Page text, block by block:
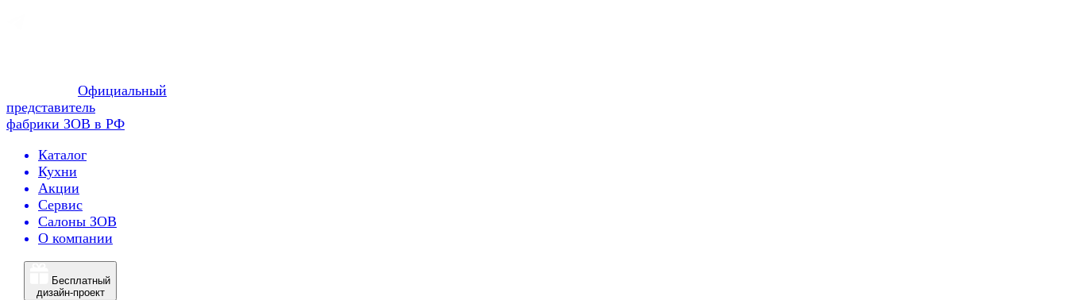
Официальный
представитель
фабрики ЗОВ в РФ
Каталог
Кухни
Акции
Сервис
Салоны ЗОВ
О компании
Бесплатный
дизайн-проект